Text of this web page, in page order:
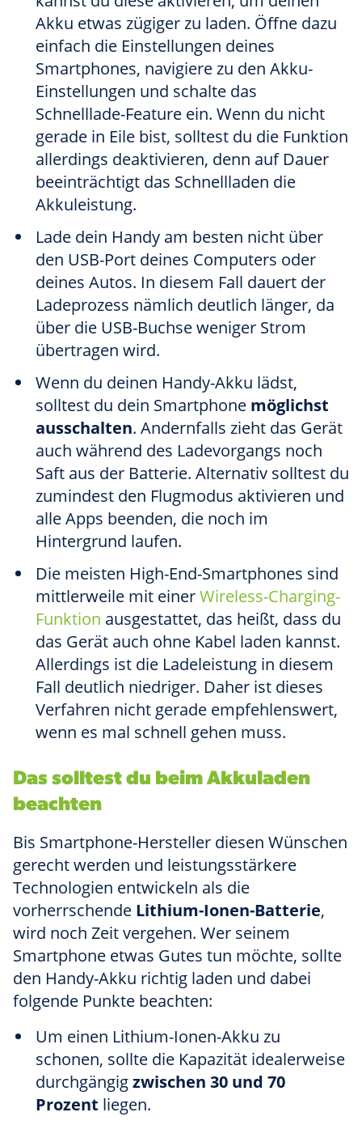
Akku etwas zügiger zu laden. Öffne dazu
einfach die Einstellungen deines
Smartphones, navigiere zu den Akku-
Einstellungen und schalte das
Schnelllade-Feature ein. Wenn du nicht
gerade in Eile bist, solltest du die Funktion
allerdings deaktivieren, denn auf Dauer
beeinträchtigt das Schnellladen die
Akkuleistung.
Lade dein Handy am besten nicht über
den USB-Port deines Computers oder
deines Autos. In diesem Fall dauert der
Ladeprozess nämlich deutlich länger, da
über die USB-Buchse weniger Strom
übertragen wird.
Wenn du deinen Handy-Akku lädst,
solltest du dein Smartphone möglichst
ausschalten. Andernfalls zieht das Gerät
auch während des Ladevorgangs noch
Saft aus der Batterie. Alternativ solltest du
zumindest den Flugmodus aktivieren und
alle Apps beenden, die noch im
Hintergrund laufen.
Die meisten High-End-Smartphones sind
mittlerweile mit einerWireless-Charging-
Funktion ausgestattet, das heißt, dass du
das Gerät auch ohne Kabel laden kannst.
Allerdings ist die Ladeleistung in diesem
Fall deutlich niedriger. Daher ist dieses
Verfahren nicht gerade empfehlenswert,
wenn es mal schnell gehen muss.
Das solltest du beim Akkuladen
beachten
Bis Smartphone-Hersteller diesen Wünschen
gerecht werden und leistungsstärkere
Technologien entwickeln als die
vorherrschende Lithium-Ionen-Batterie,
wird noch Zeit vergehen. Wer seinem
Smartphone etwas Gutes tun möchte, sollte
den Handy-Akku richtig laden und dabei
folgende Punkte beachten:
Um einen Lithium-Ionen-Akku zu
schonen, sollte die Kapazität idealerweise
durchgängigzwischen 30 und 70
Prozent liegen.